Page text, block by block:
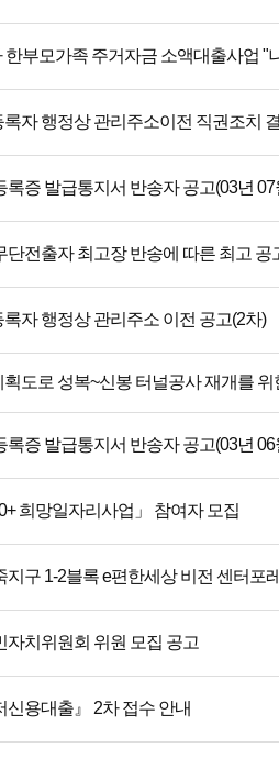
한부모가족 주거자금 소액대출사업 "
자 행정상 관리주소이전 직권조치
록증 발급통지서 반송자 공고(03년 07
단전출자 최고장 반송에 따른 최고 공
자 행정상 관리주소 이전 공고(2차)
도로 성복~신봉 터널공사 재개를
록증 발급통지서 반송자 공고(03년 06
희망일자리사업」 참여자 모집
지구 1-2블록 e편한세상 비전 센터포
자치위원회 위원 모집 공고
신용대출』 2차 접수 안내